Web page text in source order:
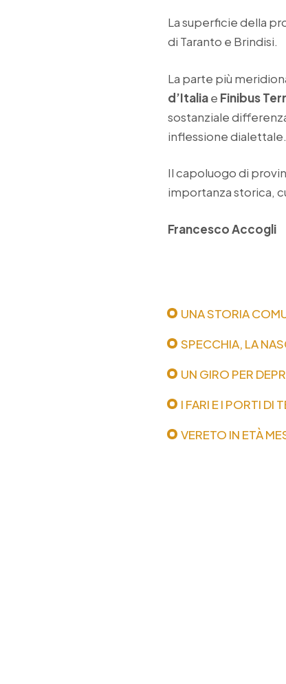
La superficie della
di Taranto e Brindisi.
La parte più
d’Italiae Finibus
sostanziale
inflessione dialettale.
Il capoluogo di
importanza storica,
Francesco Accogli
UNA STORIA
SPECCHIA, LA
UN GIRO PER
I FARI E I PORTI DI
VERETO IN ETÀ